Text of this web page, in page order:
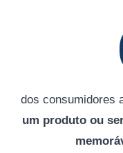
dos consumidores
um produto ou